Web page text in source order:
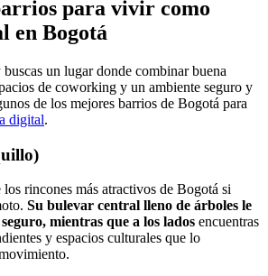
para vivir como
en Bogotá
un lugar donde combinar buena
de coworking y un ambiente seguro y
de los mejores barrios de Bogotá para
digital.
los rincones más atractivos de Bogotá si
Su bulevar central lleno de árboles le
mientras que a los lados encuentras
y espacios culturales que lo